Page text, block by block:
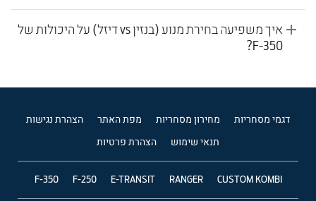
איך משפיעה בחירת מנוע (בנזין vs דיזל) על היכולות של
F-350?
דגמי מסחריות מחירון מסחריות מפת האתר הצהרת נגישות
תנאי שימוש הצהרת פרטיות
CUSTOM KOMBI
RANGER
E-TRANSIT
F-250
F-350